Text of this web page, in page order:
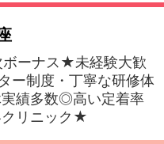
ボーナス★未経験大歓
ー制度・丁寧な研修体
績多数◎高い定着率
リニック★